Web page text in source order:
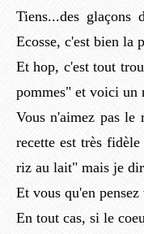
Tiens...des
Ecosse, c'est bien la
Et hop, c'est tout
pommes" et voici un
Vous n'aimez pas
recette est très
riz au lait" mais je
Et vous qu'en
En tout cas, si le